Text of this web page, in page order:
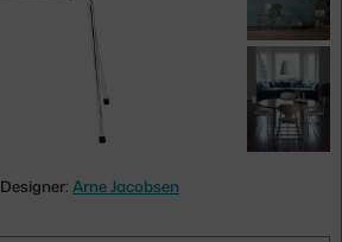
Designer: Arne Jacobsen